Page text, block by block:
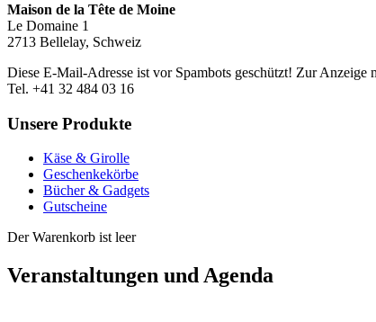
Maison de la Tête de Moine
Le Domaine 1
2713 Bellelay, Schweiz
Diese E-Mail-Adresse ist vor Spambots geschützt! Zur Anzeige
Tel. +41 32 484 03 16
Unsere Produkte
Käse & Girolle
Geschenkekörbe
Bücher & Gadgets
Gutscheine
Der Warenkorb ist leer
Veranstaltungen und Agenda